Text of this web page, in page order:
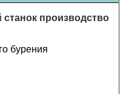
производство
бурения